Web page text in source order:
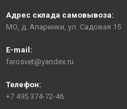
Адрес склада самовывоза:
МО, д. Апаринки, ул. Садовая 15
E-mail:
farosvet@yandex.ru
Телефон:
+7 495 374-72-46